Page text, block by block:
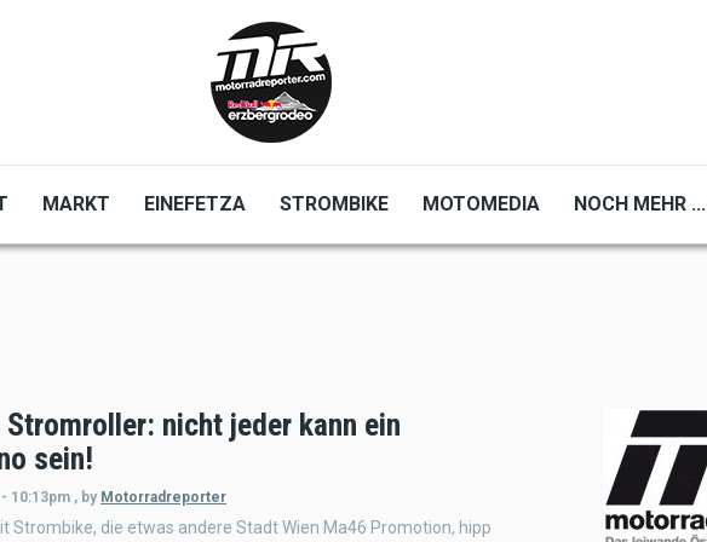
MARKT EINEFETZA STROMBIKE MOTOMEDIA NOCH MEHR ...
nicht jeder kann ein
sein!
10:13pm , by Motorradreporter
Strombike, die etwas andere Stadt Wien Ma46 Promotion, hipp